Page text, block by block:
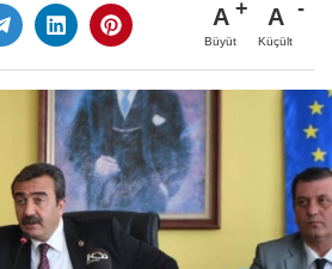
A
Büyüt
A
Küçült